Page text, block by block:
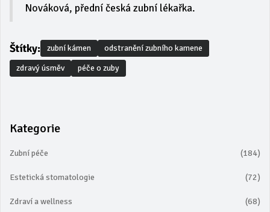
Nováková, přední česká zubní lékařka.
Štítky: zubní kámen
odstranění zubního kamene
zdravý úsměv
péče o zuby
Kategorie
Zubní péče (184)
Estetická stomatologie (72)
Zdraví a wellness (68)